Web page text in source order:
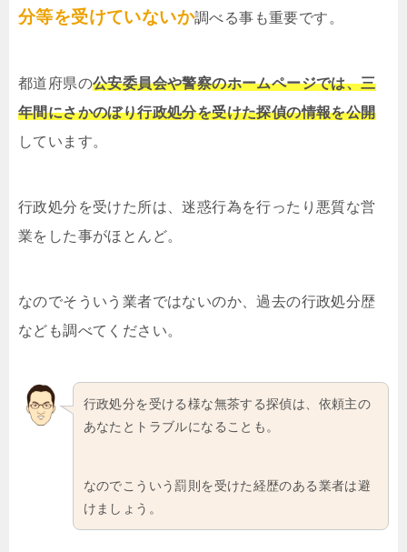
分等を受けていないか調べる事も重要です。
都道府県の公安委員会や警察のホームページでは、三
年間にさかのぼり行政処分を受けた探偵の情報を公開
しています。
行政処分を受けた所は、迷惑行為を行ったり悪質な営
業をした事がほとんど。
なのでそういう業者ではないのか、過去の行政処分歴
なども調べてください。
行政処分を受ける様な無茶する探偵は、依頼主の
あなたとトラブルになることも。
なのでこういう罰則を受けた経歴のある業者は避
けましょう。